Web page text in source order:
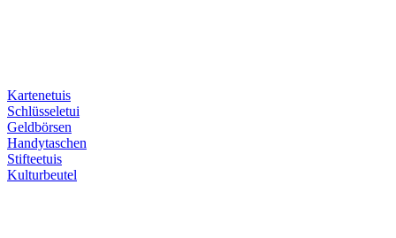
Kartenetuis
Schlüsseletui
Geldbörsen
Handytaschen
Stifteetuis
Kulturbeutel